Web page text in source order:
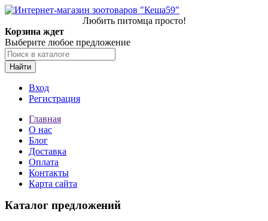
Любить питомца просто!
Корзина ждет
Выберите любое предложение
Найти
Вход
Регистрация
Главная
О нас
Блог
Доставка
Оплата
Контакты
Карта сайта
Каталог предложений